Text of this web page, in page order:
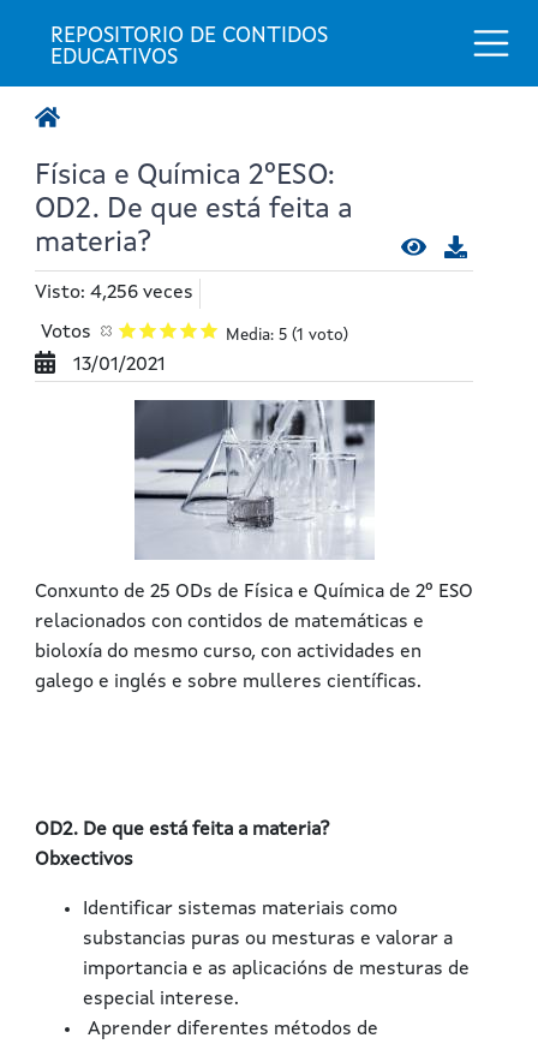
REPOSITORIO DE CONTIDOS
EDUCATIVOS
Física e Química 2ºESO:
OD2. De que está feita a
materia?
Visto: 4,256 veces
Votos Media: 5 (1 voto)
13/01/2021
Conxunto de 25 ODs de Física e Química de 2º ESO
relacionados con contidos de matemáticas e
bioloxía do mesmo curso, con actividades en
galego e inglés e sobre mulleres científicas.
OD2. De que está feita a materia?
Obxectivos
Identificar sistemas materiais como
substancias puras ou mesturas e valorar a
importancia e as aplicacións de mesturas de
especial interese.
Aprender diferentes métodos de